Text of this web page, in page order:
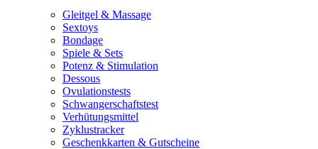
Gleitgel & Massage
Sextoys
Bondage
Spiele & Sets
Potenz & Stimulation
Dessous
Ovulationstests
Schwangerschaftstest
Verhütungsmittel
Zyklustracker
Geschenkkarten & Gutscheine